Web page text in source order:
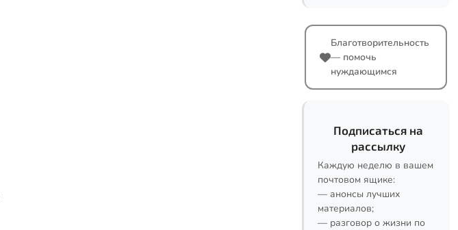
Благотворительность
— помочь
нуждающимся
Подписаться на
рассылку
Каждую неделю в вашем
почтовом ящике:
— анонсы лучших
материалов;
— разговор о жизни по